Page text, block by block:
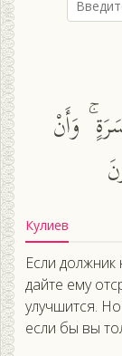
وَأَنْ
Кулиев
Если
дайте ему
улучшится.
если бы вы